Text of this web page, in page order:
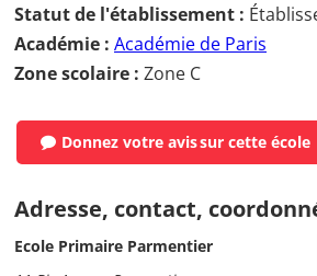
Statut de l'établissement :
Académie : Académie de Paris
Zone scolaire : Zone C
Donnez votre avissur cette école
Adresse, contact,
Ecole Primaire Parmentier